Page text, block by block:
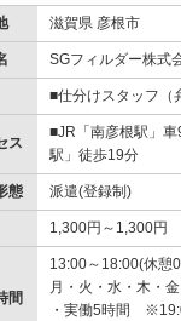
滋賀県 彦根市
SGフィルダー株式
■仕分けスタッフ（
ス
■JR「南彦根駅」
駅」徒歩19分
態 派遣(登録制)
1,300円～1,300円
間
13:00～18:00(休憩
月・火・水・木・
・実働5時間